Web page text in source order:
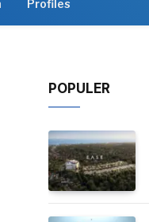
Profiles
POPULER